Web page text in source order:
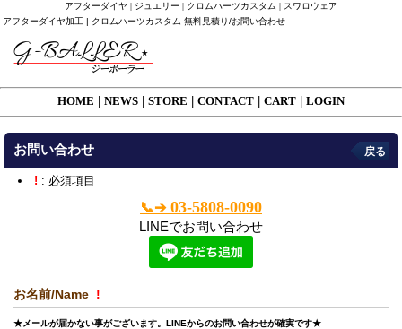
アフターダイヤ | ジュエリー | クロムハーツカスタム | スワロウェア
アフターダイヤ加工 | クロムハーツカスタム 無料見積り/お問い合わせ
HOME NEWS STORE CONTACT CART LOGIN
お問い合わせ 戻る
! : 必須項目
📞➔03-5808-0090
LINEでお問い合わせ
お名前/Name !
★メールが届かない事がございます。LINEからのお問い合わせが確実です★